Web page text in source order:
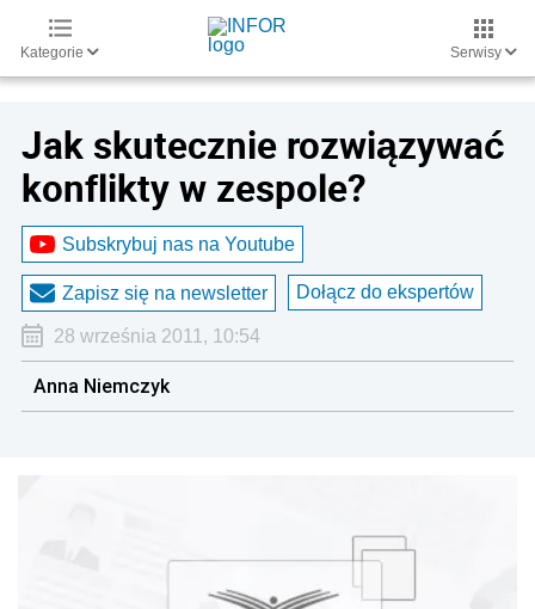
Kategorie Serwisy
Jak skutecznie rozwiązywać
konflikty w zespole?
Subskrybuj nas na Youtube
Zapisz się na newsletter Dołącz do ekspertów
28 września 2011, 10:54
Anna Niemczyk